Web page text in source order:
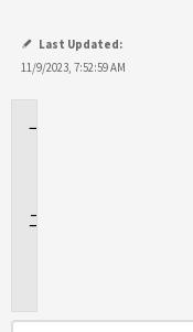
Last Updated:
11/9/2023, 7:52:59 AM